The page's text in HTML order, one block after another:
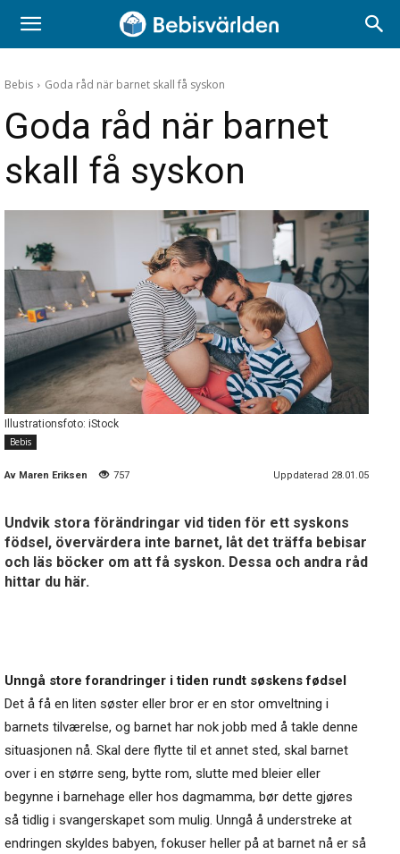
Bebis Goda råd när barnet skall få syskon
Goda råd när barnet
skall få syskon
Illustrationsfoto: iStock
Bebis
Av Maren Eriksen 757 Uppdaterad 28.01.05
Undvik stora förändringar vid tiden för ett syskons
födsel, övervärdera inte barnet, låt det träffa bebisar
och läs böcker om att få syskon. Dessa och andra råd
hittar du här.
Unngå store forandringer i tiden rundt søskens fødsel
Det å få en liten søster eller bror er en stor omveltning i
barnets tilværelse, og barnet har nok jobb med å takle denne
situasjonen nå. Skal dere flytte til et annet sted, skal barnet
over i en større seng, bytte rom, slutte med bleier eller
begynne i barnehage eller hos dagmamma, bør dette gjøres
så tidlig i svangerskapet som mulig. Unngå å understreke at
endringen skyldes babyen, fokuser heller på at barnet nå er så